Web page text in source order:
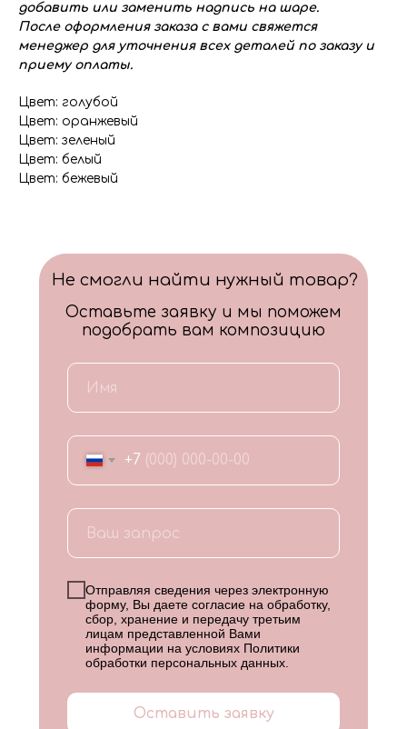
добавить или заменить надпись на шаре.
После оформления заказа с вами свяжется
менеджер для уточнения всех деталей по заказу и
приему оплаты.
Цвет: голубой
Цвет: оранжевый
Цвет: зеленый
Цвет: белый
Цвет: бежевый
+7
Отправляя сведения через электронную
форму, Вы даете согласие на обработку,
сбор, хранение и передачу третьим
лицам представленной Вами
информации на условиях Политики
обработки персональных данных
Оставить заявку
Не смогли найти нужный товар?
Оставьте заявку и мы поможем
подобрать вам композицию